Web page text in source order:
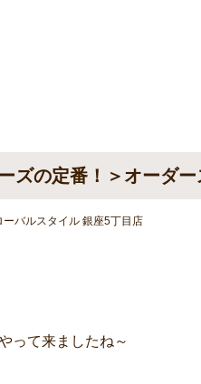
ズの定番！＞オーダ
バルスタイル 銀座5丁目店
って来ましたね～